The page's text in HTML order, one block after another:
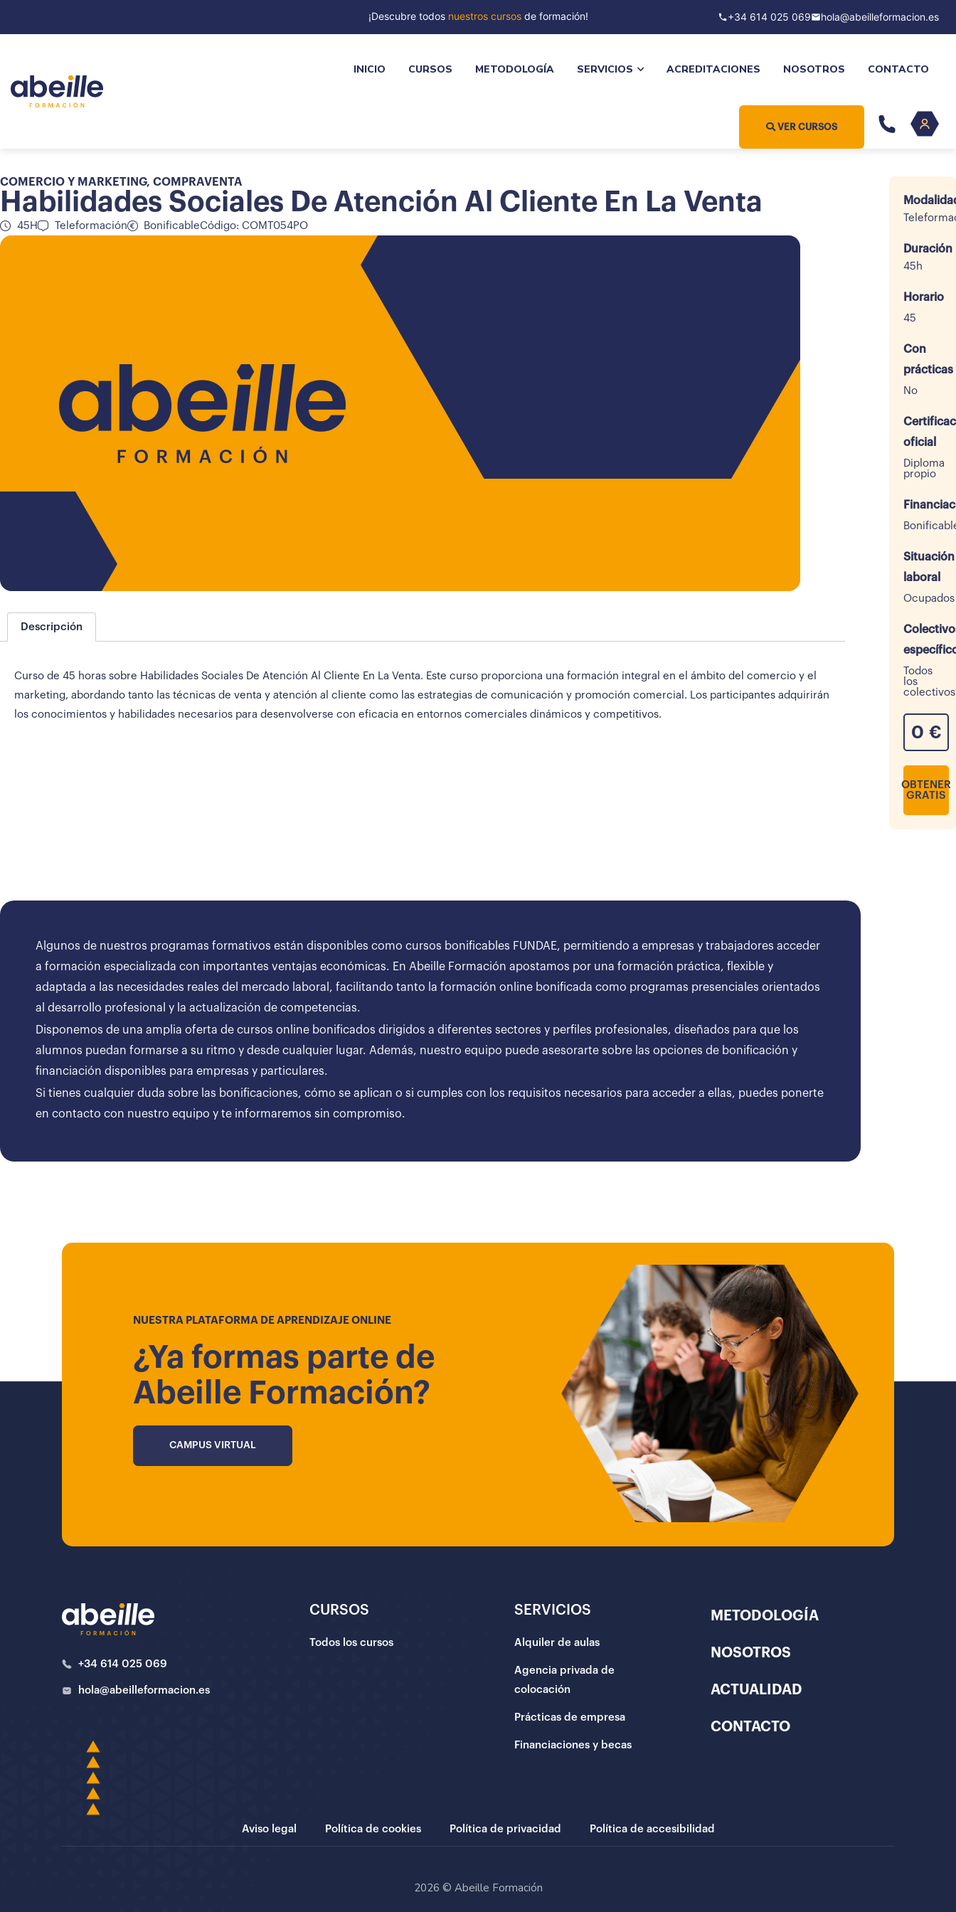
¡Descubre todos nuestros cursosde formación! +34 614 025 069 hola@abeilleformacion.es
INICIO CURSOS METODOLOGÍA SERVICIOS ACREDITACIONES NOSOTROS CONTACTO
VER CURSOS
COMERCIO Y MARKETING, COMPRAVENTA
Habilidades Sociales De Atención Al Cliente En La Venta
45H Teleformación BonificableCódigo: COMT054PO
Descripción
Curso de 45 horas sobre Habilidades Sociales De Atención Al Cliente En La Venta. Este curso proporciona una formación integral en el ámbito del comercio y el
marketing, abordando tanto las técnicas de venta y atención al cliente como las estrategias de comunicación y promoción comercial. Los participantes adquirirán
los conocimientos y habilidades necesarios para desenvolverse con eficacia en entornos comerciales dinámicos y competitivos.
Duración
45h
Horario
45
Con
prácticas
No
oficial
Diploma
propio
Situación
laboral
Ocupados
Todos
los
colectivos
0 €
OBTENER
GRATIS
Algunos de nuestros programas formativos están disponibles como cursos bonificables FUNDAE, permitiendo a empresas y trabajadores acceder
a formación especializada con importantes ventajas económicas. En Abeille Formación apostamos por una formación práctica, flexible y
adaptada a las necesidades reales del mercado laboral, facilitando tanto la formación online bonificada como programas presenciales orientados
al desarrollo profesional y la actualización de competencias.
Disponemos de una amplia oferta de cursos online bonificados dirigidos a diferentes sectores y perfiles profesionales, diseñados para que los
alumnos puedan formarse a su ritmo y desde cualquier lugar. Además, nuestro equipo puede asesorarte sobre las opciones de bonificación y
financiación disponibles para empresas y particulares.
Si tienes cualquier duda sobre las bonificaciones, cómo se aplican o si cumples con los requisitos necesarios para acceder a ellas, puedes ponerte
en contacto con nuestro equipo y te informaremos sin compromiso.
NUESTRA PLATAFORMA DE APRENDIZAJE ONLINE
¿Ya formas parte de
Abeille Formación?
CAMPUS VIRTUAL
+34 614 025 069
hola@abeilleformacion.es
CURSOS
Todos los cursos
SERVICIOS
Alquiler de aulas
Agencia privada de
colocación
Prácticas de empresa
Financiaciones y becas
METODOLOGÍA
NOSOTROS
ACTUALIDAD
CONTACTO
Aviso legal Política de cookies Política de privacidad Política de accesibilidad
2026 © Abeille Formación